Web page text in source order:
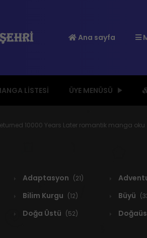
Ana sayfa
LISTESI ÜYE MENÜSÜ
10000 Years Later romantik manga oku
Adaptasyon (21)
Bilim Kurgu (12) Büyü
Doğa Üstü (52)